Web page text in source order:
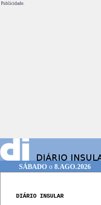
Publicidade.
SÁBADOo 8.AGO.2026
DIÁRIO INSULAR